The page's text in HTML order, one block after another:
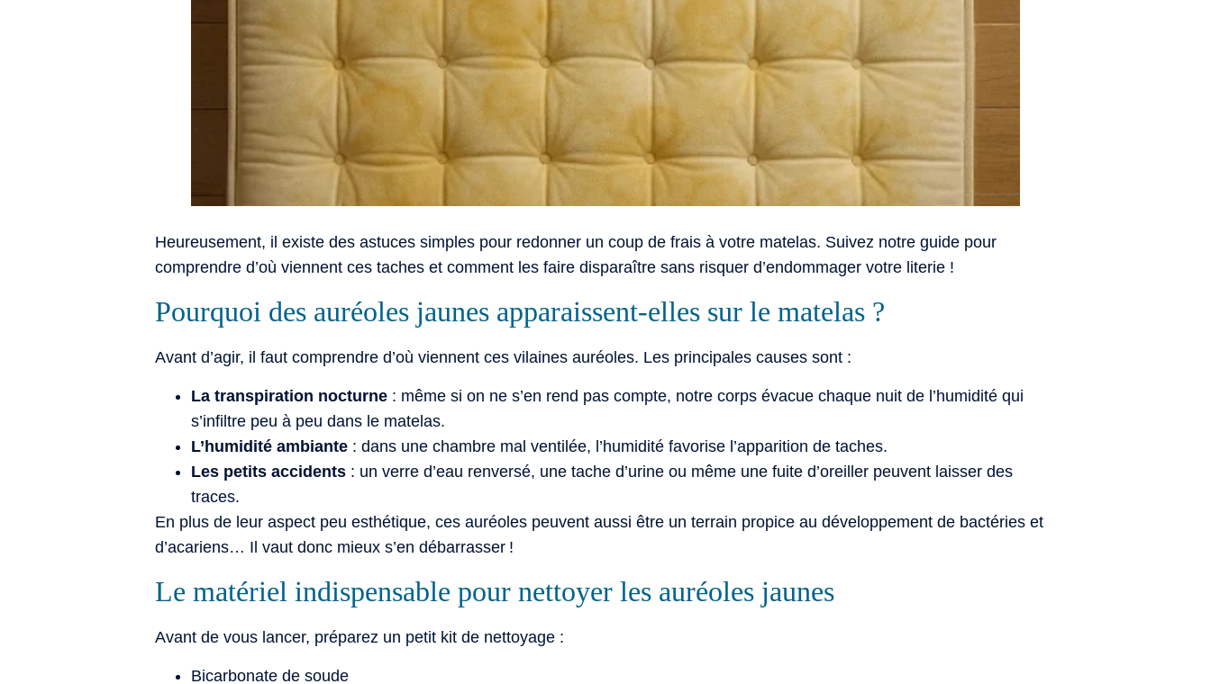
Heureusement, il existe des astuces simples pour redonner un coup de frais à votre matelas. Suivez notre guide pour
comprendre d’où viennent ces taches et comment les faire disparaître sans risquer d’endommager votre literie !
Pourquoi des auréoles jaunes apparaissent-elles sur le matelas ?
Avant d’agir, il faut comprendre d’où viennent ces vilaines auréoles. Les principales causes sont :
La transpiration nocturne : même si on ne s’en rend pas compte, notre corps évacue chaque nuit de l’humidité qui
s’infiltre peu à peu dans le matelas.
L’humidité ambiante : dans une chambre mal ventilée, l’humidité favorise l’apparition de taches.
Les petits accidents : un verre d’eau renversé, une tache d’urine ou même une fuite d’oreiller peuvent laisser des
traces.
En plus de leur aspect peu esthétique, ces auréoles peuvent aussi être un terrain propice au développement de bactéries et
d’acariens… Il vaut donc mieux s’en débarrasser !
Le matériel indispensable pour nettoyer les auréoles jaunes
Avant de vous lancer, préparez un petit kit de nettoyage :
Bicarbonate de soude